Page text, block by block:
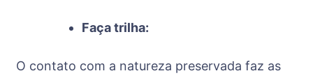
Faça trilha:
O contato com a natureza preservada faz as